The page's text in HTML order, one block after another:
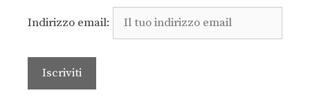
Indirizzo email: